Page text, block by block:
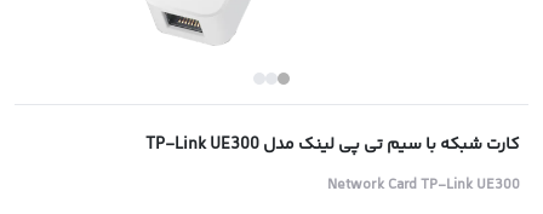
کارت شبکه با سیم تی پی لینک مدل TP-Link UE300
Network Card TP-Link UE300